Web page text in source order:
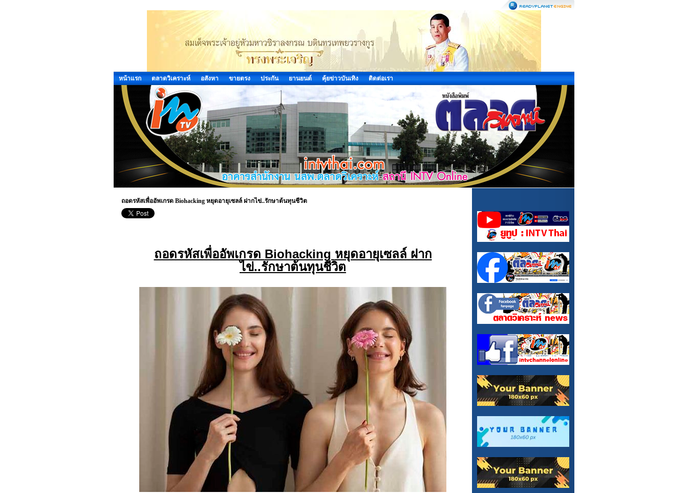
หน้าแรก ตลาดวิเคราะห์ อสังหา ขายตรง ประกัน ยานยนต์ คุ้ยข่าวบันเทิง ติดต่อเรา
ถอดรหัสเพื่ออัพเกรด Biohacking หยุดอายุเซลล์ ฝากไข่..รักษาต้นทุนชีวิต
ถอดรหัสเพื่ออัพเกรด Biohacking หยุดอายุเซลล์ ฝาก
ไข่..รักษาต้นทุนชีวิต